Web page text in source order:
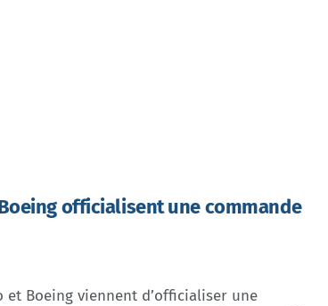
officialisent une commande
et Boeing viennent d’officialiser une